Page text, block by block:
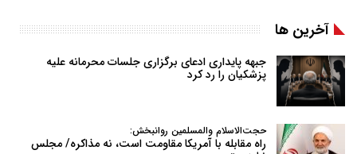
آخرین ها
جبهه پایداری ادعای برگزاری جلسات محرمانه علیه
پزشکیان را رد کرد
حجت‌الاسلام والمسلمین روانبخش:
راه مقابله با آمریکا مقاومت است، نه مذاکره/ مجلس